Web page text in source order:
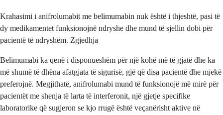
Krahasimi i anifrolumabit me belimumabin nuk është i thjeshtë, pasi të
dy medikamentet funksionojnë ndryshe dhe mund të sjellin dobi për
pacientë të ndryshëm. Zgjedhja
Belimumabi ka qenë i disponueshëm për një kohë më të gjatë dhe ka
më shumë të dhëna afatgjata të sigurisë, gjë që disa pacientë dhe mjekë
preferojnë. Megjithatë, anifrolumabi mund të funksionojë më mirë për
pacientët me shenja të larta të interferonit, një gjetje specifike
laboratorike që sugjeron se kjo rrugë është veçanërisht aktive në